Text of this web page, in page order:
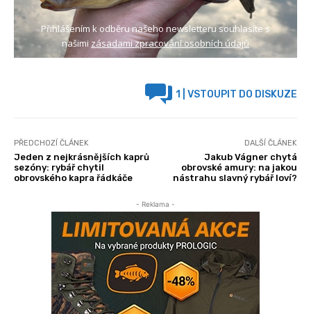
Přihlášením k odběru našeho newsletteru souhlasíte s
našimi zásadami zpracování osobních údajů
1 | VSTOUPIT DO DISKUZE
PŘEDCHOZÍ ČLÁNEK
Jeden z nejkrásnějších kaprů
sezóny: rybář chytil
obrovského kapra řádkáče
DALŠÍ ČLÁNEK
Jakub Vágner chytá
obrovské amury: na jakou
nástrahu slavný rybář loví?
- Reklama -